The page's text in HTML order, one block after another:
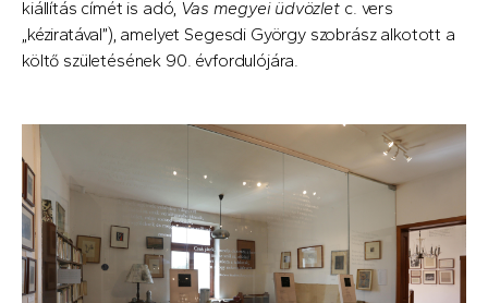
kiállítás címét is adó, Vas megyei üdvözlet c. vers
„kéziratával”), amelyet Segesdi György szobrász alkotott a
költő születésének 90. évfordulójára.